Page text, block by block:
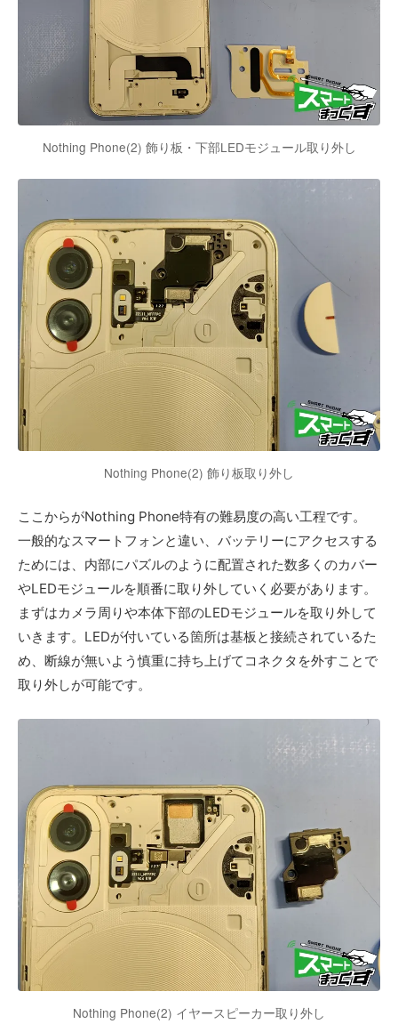
Nothing Phone(2) 飾り板・下部LEDモジュール取り外し
Nothing Phone(2) 飾り板取り外し
ここからがNothing Phone特有の難易度の高い工程です。
一般的なスマートフォンと違い、バッテリーにアクセスする
ためには、内部にパズルのように配置された数多くのカバー
やLEDモジュールを順番に取り外していく必要があります。
まずはカメラ周りや本体下部のLEDモジュールを取り外して
いきます。LEDが付いている箇所は基板と接続されているた
め、断線が無いよう慎重に持ち上げてコネクタを外すことで
取り外しが可能です。
Nothing Phone(2) イヤースピーカー取り外し